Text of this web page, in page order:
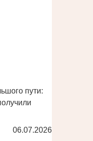
пути:
06.07.2026